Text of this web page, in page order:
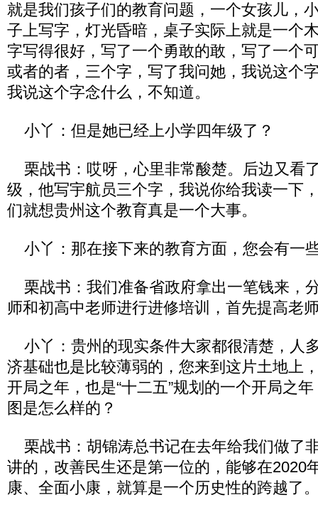
就是我们孩子们的教育问题，一个女孩儿，
子上写字，灯光昏暗，桌子实际上就是一个
字写得很好，写了一个勇敢的敢，写了一个
或者的者，三个字，写了我问她，我说这个
我说这个字念什么，不知道。
小丫：但是她已经上小学四年级了？
栗战书：哎呀，心里非常酸楚。后边又看
级，他写宇航员三个字，我说你给我读一下
们就想贵州这个教育真是一个大事。
小丫：那在接下来的教育方面，您会有一
栗战书：我们准备省政府拿出一笔钱来，
师和初高中老师进行进修培训，首先提高老
小丫：贵州的现实条件大家都很清楚，人
济基础也是比较薄弱的，您来到这片土地上
开局之年，也是“十二五”规划的一个开局之
图是怎么样的？
栗战书：胡锦涛总书记在去年给我们做了
讲的，改善民生还是第一位的，能够在2020
康、全面小康，就算是一个历史性的跨越了